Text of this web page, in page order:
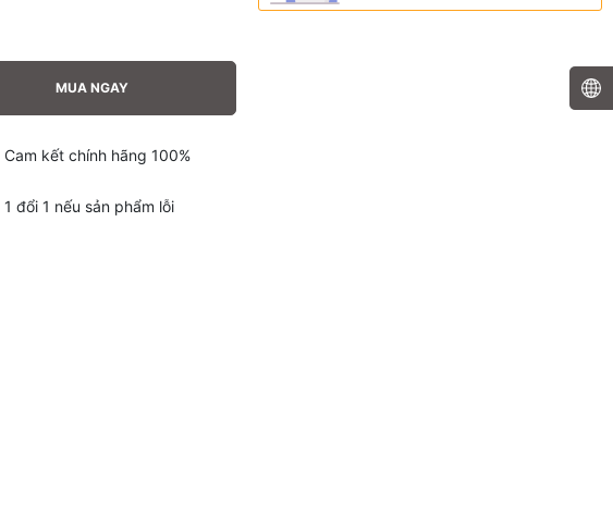
MUA NGAY
Cam kết chính hãng 100%
1 đổi 1 nếu sản phẩm lỗi